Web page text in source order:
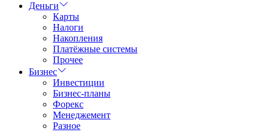
Деньги
Карты
Налоги
Накопления
Платёжные системы
Прочее
Бизнес
Инвестиции
Бизнес-планы
Форекс
Менеджемент
Разное